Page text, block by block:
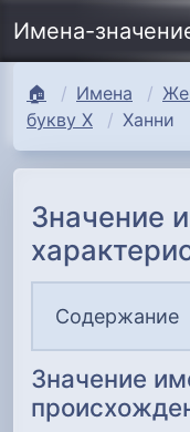
Имена-
🏠 Имена
букву Х
Ханни
Значение
Содержание
Значение